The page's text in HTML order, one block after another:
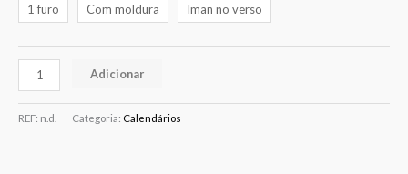
1 furo
Com moldura Iman no verso
Adicionar
REF: n.d. Categoria: Calendários